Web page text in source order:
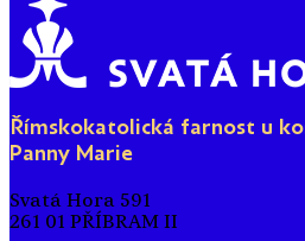
Římskokatolická farnost u
Panny Marie
Svatá Hora 591
261 01 PŘÍBRAM II